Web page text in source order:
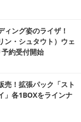
ィング姿のライザ！
ン・シュタウト）ウェ
約受付開始
売！拡張パック「スト
」各1BOXをラインナ